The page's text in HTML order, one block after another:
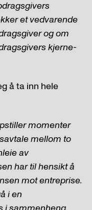
et vedvarende
og om
kjerne-
å ta inn hele
momenter
mellom to
av
har til hensikt å
mot entreprise.
i en